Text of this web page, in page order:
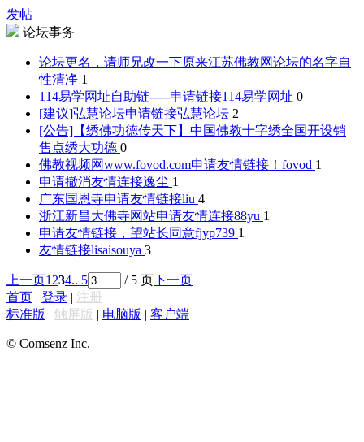
发帖
论坛事务
论坛更名，请师兄改一下原来江苏佛教网论坛的名字自
性清净 1
114易学网址自助链-----申请链接114易学网址 0
[建议]弘慧论坛申请链接弘慧论坛 2
[公告]【绣佛功德传天下】中国佛教十字绣全国开设销
售点绣大功德 0
佛教视频网www.fovod.com申请友情链接！ fovod 1
申请撤消友情连接逸尘 1
广东国恩寺申请友情链接liu 4
浙江新昌大佛寺网站申请友情连接88yu 1
申请友情链接，望站长同意fjyp739 1
友情链接lisaisouya 3
上一页1 234.. 5 / 5 页下一页
首页 | 登录 | 注册
标准版 | 触屏版 | 电脑版 | 客户端
© Comsenz Inc.